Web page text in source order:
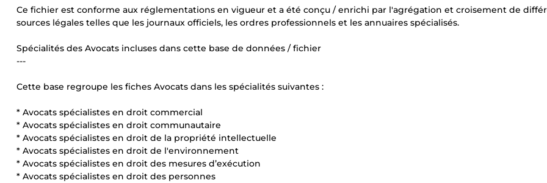
Ce fichier est conforme aux réglementations en vigueur et a été conçu / enrichi par l'agrégation et croisement de
sources légales telles que les journaux officiels, les ordres professionnels et les annuaires spécialisés.
Spécialités des Avocats incluses dans cette base de données / fichier
---
Cette base regroupe les fiches Avocats dans les spécialités suivantes :
* Avocats spécialistes en droit commercial
* Avocats spécialistes en droit communautaire
* Avocats spécialistes en droit de la propriété intellectuelle
* Avocats spécialistes en droit de l'environnement
* Avocats spécialistes en droit des mesures d’exécution
* Avocats spécialistes en droit des personnes